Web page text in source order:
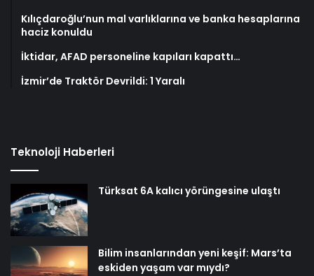
Kılıçdaroğlu’nun mal varlıklarına ve banka hesaplarına
haciz konuldu
İktidar, AFAD personeline kapıları kapattı…
İzmir’de Traktör Devrildi: 1 Yaralı
Teknoloji Haberleri
Türksat 6A kalıcı yörüngesine ulaştı
Bilim insanlarından yeni keşif: Mars’ta
eskiden yaşam var mıydı?